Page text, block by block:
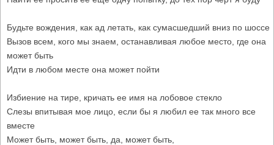
Будьте вождения, как ад летать, как сумасшедший вниз по шоссе
Вызов всем, кого мы знаем, останавливая любое место, где она
может быть
Идти в любом месте она может пойти
Избиение на тире, кричать ее имя на лобовое стекло
Слезы впитывая мое лицо, если бы я любил ее так много все
вместе
Может быть, может быть, да, может быть,